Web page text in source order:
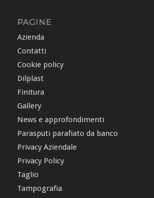
PAGINE
Azienda
Contatti
Cookie policy
Dilplast
Finitura
Gallery
News e approfondimenti
Parasputi parafiato da banco
Privacy Aziendale
Privacy Policy
Taglio
Tampografia